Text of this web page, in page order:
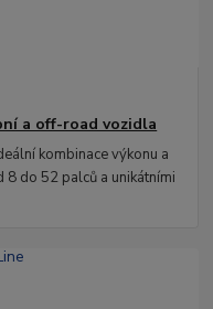
a off-road vozidla
kombinace výkonu a
do 52 palců a unikátními